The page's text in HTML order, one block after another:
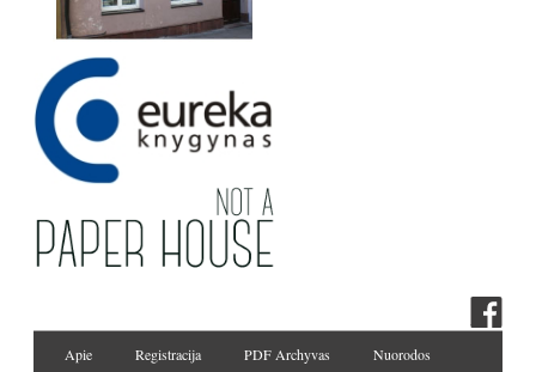
Apie Registracija PDF Archyvas Nuorodos